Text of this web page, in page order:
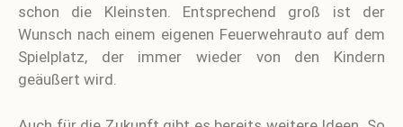
schon die Kleinsten. Entsprechend groß ist der
Wunsch nach einem eigenen Feuerwehrauto auf dem
Spielplatz, der immer wieder von den Kindern
geäußert wird.